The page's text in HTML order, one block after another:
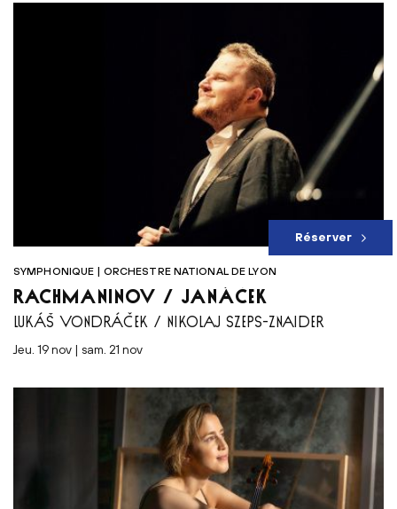
SYMPHONIQUE | ORCHESTRE NATIONAL DE LYON
RACHMANINOV / JANÁČEK
LUKÁŠ VONDRÁČEK / NIKOLAJ SZEPS-ZNAIDER
jeu. 19 nov | sam. 21 nov
Réserver